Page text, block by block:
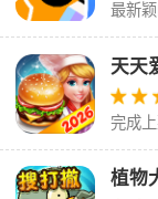
最新
独特
天天
完成
的金币
植物